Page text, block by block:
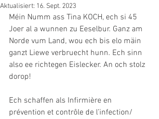
Aktualisiert: 16. Sept. 2023
Méin Numm ass Tina KOCH, ech si 45
Joer al a wunnen zu Eeselbur. Ganz am
Norde vum Land, wou ech bis elo mäin
ganzt Liewe verbruecht hunn. Ech sinn
also ee richtegen Eislecker. An och stolz
dorop!
Ech schaffen als Infirmière en
prévention et contrôle de l’infection/